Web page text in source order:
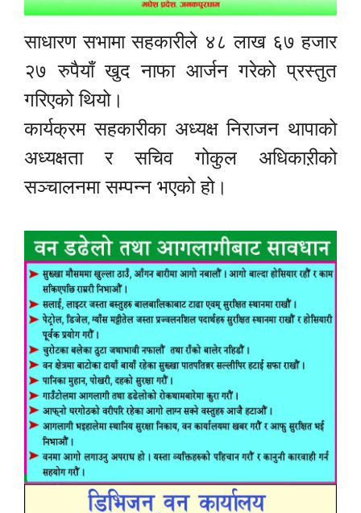
साधारण सभामा सहकारीले ४८ लाख ६७ हजार
२७ रुपैयाँ खुद नाफा आर्जन गरेको प्रस्तुत
गरिएको थियो।
कार्यक्रम सहकारीका अध्यक्ष निराजन थापाको
अध्यक्षता र सचिव गोकुल अधिकाऱीको
सञ्चालनमा सम्पन्न भएको हो।